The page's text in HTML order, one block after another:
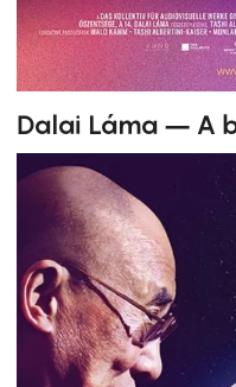
Dalai Láma – A